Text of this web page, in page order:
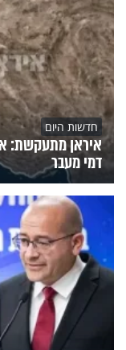
חדשות היום
איראן מתעקשת:
דמי מעבר